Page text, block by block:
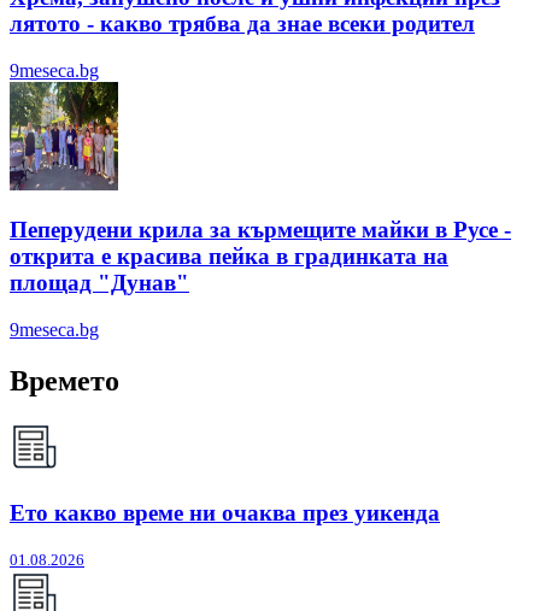
лятотo - какво трябва да знае всеки родител
9meseca.bg
Пеперудени крила за кърмещите майки в Русе -
открита е красива пейка в градинката на
площад "Дунав"
9meseca.bg
Времето
Ето какво време ни очаква през уикенда
01.08.2026